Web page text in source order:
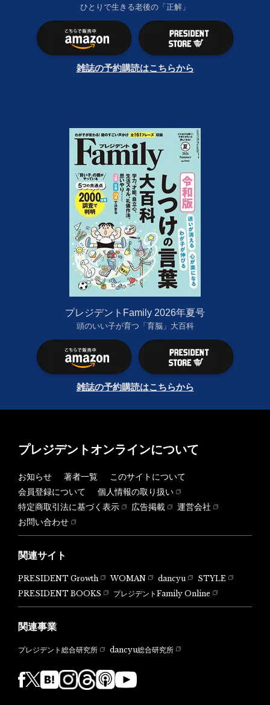
ひとりで生きる老後の「正解」
雑誌の予約購読はこちらから
プレジデントFamily 2026年夏号
頭のいい子が育つ「育脳」大百科
雑誌の予約購読はこちらから
プレジデントオンラインについて
お知らせ 著者一覧
このサイトについて
会員登録について
個人情報の取り扱い
特定商取引法に基づく表示
広告掲載
運営会社
お問い合わせ
関連サイト
PRESIDENT Growth WOMAN dancyu
STYLE
PRESIDENT BOOKS
プレジデントFamily Online
関連事業
プレジデント総合研究所 dancyu総合研究所